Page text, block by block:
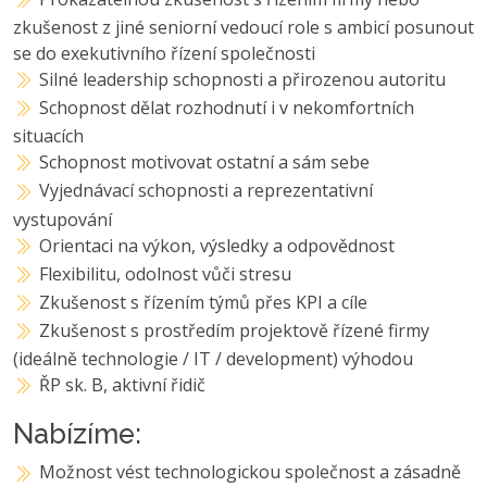
zkušenost z jiné seniorní vedoucí role s ambicí posunout
se do exekutivního řízení společnosti
Silné leadership schopnosti a přirozenou autoritu
Schopnost dělat rozhodnutí i v nekomfortních
situacích
Schopnost motivovat ostatní a sám sebe
Vyjednávací schopnosti a reprezentativní
vystupování
Orientaci na výkon, výsledky a odpovědnost
Flexibilitu, odolnost vůči stresu
Zkušenost s řízením týmů přes KPI a cíle
Zkušenost s prostředím projektově řízené firmy
(ideálně technologie / IT / development) výhodou
ŘP sk. B, aktivní řidič
Nabízíme:
Možnost vést technologickou společnost a zásadně